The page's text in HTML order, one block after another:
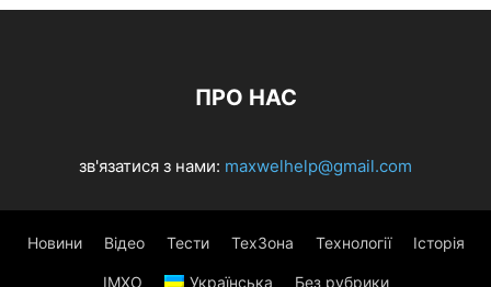
ПРО НАС
зв'язатися з нами: maxwelhelp@gmail.com
Новини Відео Тести ТехЗона Технології Історія
ІМХО Українська Без рубрики